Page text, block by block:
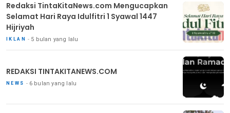
Redaksi TintaKitaNews.com Mengucapkan
Selamat Hari Raya Idulfitri 1 Syawal 1447
Hijriyah
IKLAN 5 bulan yang lalu
REDAKSI TINTAKITANEWS.COM
NEWS 6 bulan yang lalu